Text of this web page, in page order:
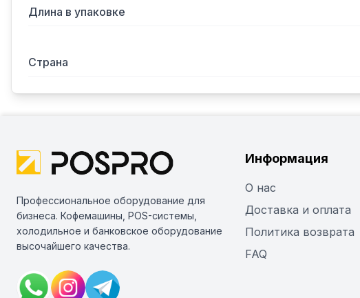
Длина в упаковке
Страна
Профессиональное оборудование для
бизнеса. Кофемашины, POS-системы,
холодильное и банковское оборудование
высочайшего качества.
Информация
О нас
Доставка и оплата
Политика возврата
FAQ